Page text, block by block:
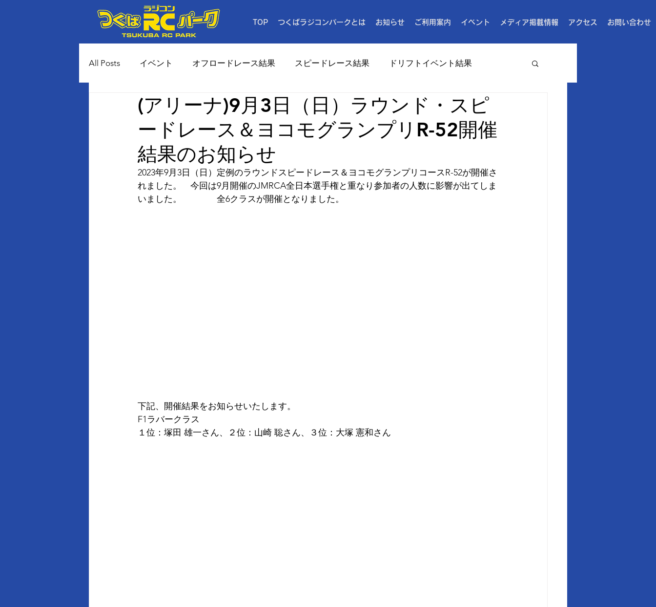
TOP つくばラジコンパークとは お知らせ ご利用案内 イベント メディア掲載情報 アクセス お問い合わせ
All Posts イベント オフロードレース結果 スピードレース結果 ドリフトイベント結果
80年代風 土コースイベント メディア
(アリーナ)9月3日（日）ラウンド・スピ
ードレース＆ヨコモグランプリR-52開催
結果のお知らせ
2023年9月3日（日）定例のラウンドスピードレース＆ヨコモグランプリコースR-52が開催さ
れました。　今回は9月開催のJMRCA全日本選手権と重なり参加者の人数に影響が出てしま
いました。　　　　全6クラスが開催となりました。
下記、開催結果をお知らせいたします。
F1ラバークラス
１位：塚田 雄一さん、２位：山崎 聡さん、３位：大塚 憲和さん